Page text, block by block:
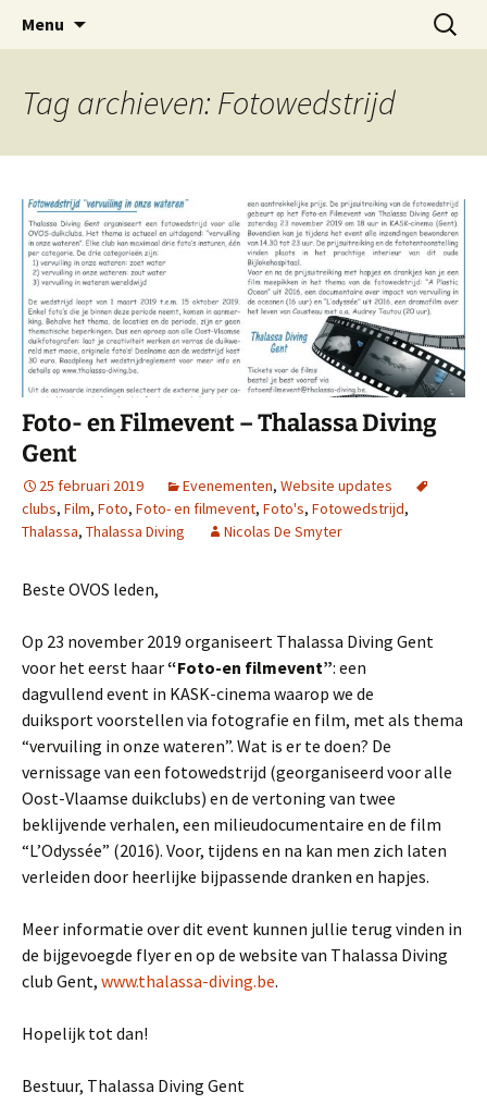
inhoud
OVOS
Oost-Vlaamse Vereniging voor
Onderwateronderzoek en -Sport
Menu
Zoeken
naar:
Tag archieven: Fotowedstrijd
Foto- en Filmevent – Thalassa Diving
Gent
25 februari 2019 Evenementen, Website updates
clubs, Film, Foto, Foto- en filmevent, Foto's, Fotowedstrijd,
Thalassa, Thalassa Diving Nicolas De Smyter
Beste OVOS leden,
Op 23 november 2019 organiseert Thalassa Diving Gent
voor het eerst haar“Foto-en filmevent”: een
dagvullend event in KASK-cinema waarop we de
duiksport voorstellen via fotografie en film, met als thema
“vervuiling in onze wateren”. Wat is er te doen? De
vernissage van een fotowedstrijd (georganiseerd voor alle
Oost-Vlaamse duikclubs) en de vertoning van twee
beklijvende verhalen, een milieudocumentaire en de film
“L’Odyssée” (2016). Voor, tijdens en na kan men zich laten
verleiden door heerlijke bijpassende dranken en hapjes.
Meer informatie over dit event kunnen jullie terug vinden in
de bijgevoegde flyer en op de website van Thalassa Diving
club Gent, www.thalassa-diving.be.
Hopelijk tot dan!
Bestuur, Thalassa Diving Gent